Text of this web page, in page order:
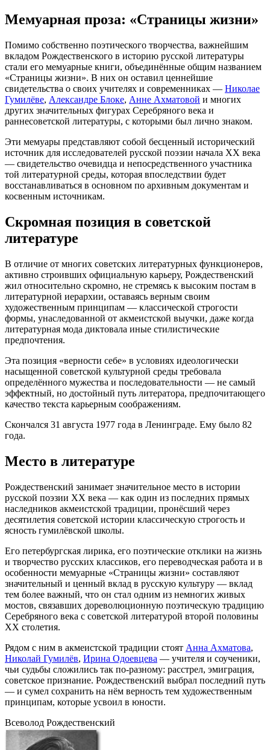
Мемуарная проза: «Страницы жизни»
Помимо собственно поэтического творчества, важнейшим
вкладом Рождественского в историю русской литературы
стали его мемуарные книги, объединённые общим названием
«Страницы жизни». В них он оставил ценнейшие
свидетельства о своих учителях и современниках — Николае
Гумилёве, Александре Блоке, Анне Ахматовой и многих
других значительных фигурах Серебряного века и
раннесоветской литературы, с которыми был лично знаком.
Эти мемуары представляют собой бесценный исторический
источник для исследователей русской поэзии начала XX века
— свидетельство очевидца и непосредственного участника
той литературной среды, которая впоследствии будет
восстанавливаться в основном по архивным документам и
косвенным источникам.
Скромная позиция в советской
литературе
В отличие от многих советских литературных функционеров,
активно строивших официальную карьеру, Рождественский
жил относительно скромно, не стремясь к высоким постам в
литературной иерархии, оставаясь верным своим
художественным принципам — классической строгости
формы, унаследованной от акмеистской выучки, даже когда
литературная мода диктовала иные стилистические
предпочтения.
Эта позиция «верности себе» в условиях идеологически
насыщенной советской культурной среды требовала
определённого мужества и последовательности — не самый
эффектный, но достойный путь литератора, предпочитающего
качество текста карьерным соображениям.
Скончался 31 августа 1977 года в Ленинграде. Ему было 82
года.
Место в литературе
Рождественский занимает значительное место в истории
русской поэзии XX века — как один из последних прямых
наследников акмеистской традиции, пронёсший через
десятилетия советской истории классическую строгость и
ясность гумилёвской школы.
Его петербургская лирика, его поэтические отклики на жизнь
и творчество русских классиков, его переводческая работа и в
особенности мемуарные «Страницы жизни» составляют
значительный и ценный вклад в русскую культуру — вклад
тем более важный, что он стал одним из немногих живых
мостов, связавших дореволюционную поэтическую традицию
Серебряного века с советской литературой второй половины
XX столетия.
Рядом с ним в акмеистской традиции стоят Анна Ахматова,
Николай Гумилёв, Ирина Одоевцева — учителя и соученики,
чьи судьбы сложились так по-разному: расстрел, эмиграция,
советское признание. Рождественский выбрал последний путь
— и сумел сохранить на нём верность тем художественным
принципам, которые усвоил в юности.
Всеволод Рождественский